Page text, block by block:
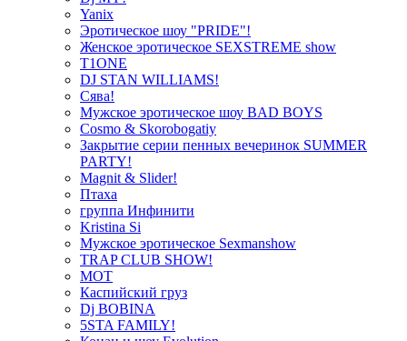
Yanix
Эротическое шоу "PRIDE"!
Женское эротическое SEXSTREME show
T1ONE
DJ STAN WILLIAMS!
Сява!
Мужское эротическое шоу BAD BOYS
Cosmo & Skorobogatiy
Закрытие серии пенных вечеринок SUMMER
PARTY!
Magnit & Slider!
Птаха
группа Инфинити
Kristina Si
Мужское эротическое Sexmanshow
TRAP CLUB SHOW!
МОТ
Каспийский груз
Dj BOBINA
5STA FAMILY!